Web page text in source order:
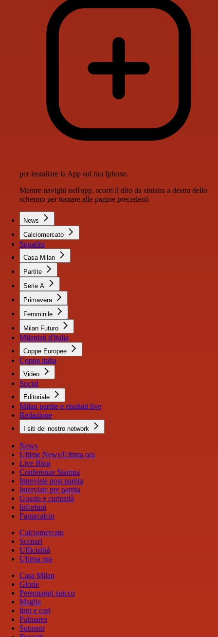
per installare la App sul tuo Iphone.
Mentre navighi nell'app, scorri il dito da sinistra a destra dello
schermo per tornare alle pagine precedenti
News
Calciomercato
Squadra
Casa Milan
Partite
Serie A
Primavera
Femminile
Milan Futuro
Milanisti d'Italia
Coppe Europee
Coppa italia
Video
Social
Editoriale
Milan partite e risultati live
Redazione
I siti del nostro network
News
Ultime News/Ultima ora
Live Blog
Conferenze Stampa
Interviste post partita
Interviste pre partita
Gossip e curiosità
Infortuni
Fantacalcio
Calciomercato
Scenari
Ufficialità
Ultima ora
Casa Milan
Glorie
Personaggi spicco
Maglia
Inni e cori
Palmares
Sponsor